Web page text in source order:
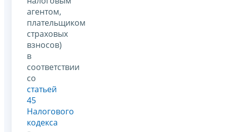
агентом,
плательщиком
страховых
взносов)
в
соответствии
со
статьей
45
Налогового
кодекса